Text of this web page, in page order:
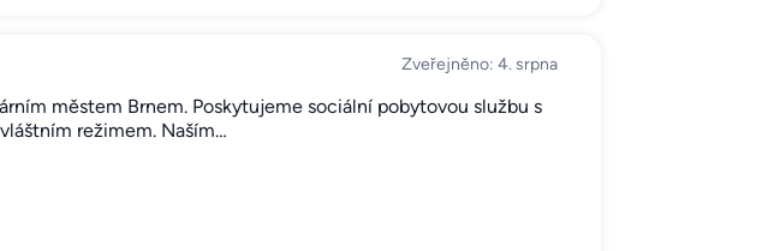
Zveřejněno: 4. srpna
městem Brnem. Poskytujeme sociální pobytovou službu s
režimem. Naším…